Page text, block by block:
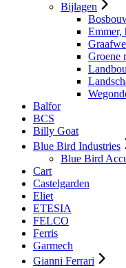
Bijlagen
Emmer,
Groene
Balfor
BCS
Billy Goat
Blue Bird Industries
Blue Bird
Cart
Castelgarden
Eliet
ETESIA
FELCO
Ferris
Garmech
Gianni Ferrari